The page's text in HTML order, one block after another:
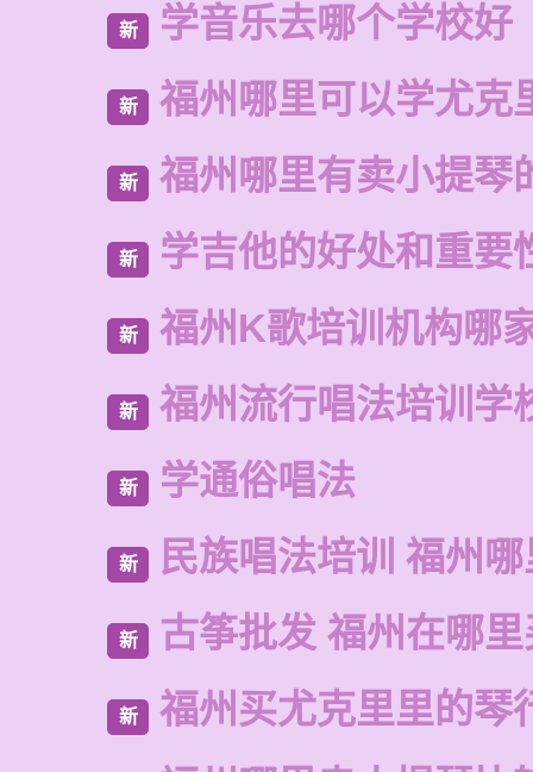
新 学音乐去哪个学校好
新 福州哪里可以学尤克
新 福州哪里有卖小提琴
新 学吉他的好处和重要
新 福州K歌培训机构哪
新 福州流行唱法培训学
新 学通俗唱法
新 民族唱法培训 福州
新 古筝批发 福州在哪
新 福州买尤克里里的琴